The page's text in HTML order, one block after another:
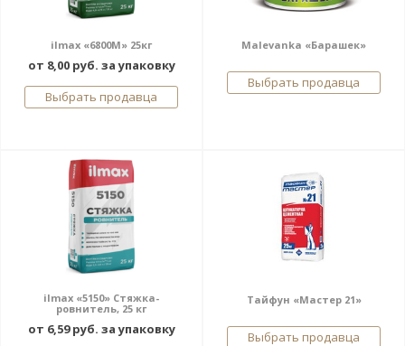
ilmax «6800М» 25кг
от 8,00 руб. за упаковку
Выбрать продавца
Malevanka «Барашек»
Выбрать продавца
ilmax «5150» Стяжка-
ровнитель, 25 кг
от 6,59 руб. за упаковку
Тайфун «Мастер 21»
Выбрать продавца